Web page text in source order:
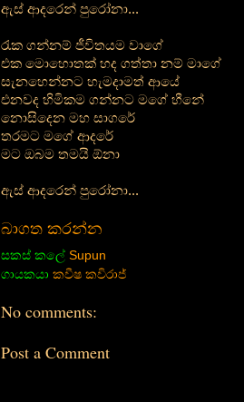
ඇස් ආදරෙන් පුරෝනා...
රැක ගන්නම් ජීවිතයම වාගේ
එක මොහොතක් හද ගත්තා නම් මාගේ
සැනහෙන්නට හැමදාමත් ආයේ
එනවද හිමිකම ගන්නට මගේ හීනේ
නොසිදෙන මහ සාගරේ
තරමට මගේ ආදරේ
මට ඔබම තමයි ඕනා
ඇස් ආදරෙන් පුරෝනා...
බාගත කරන්න
සකස් කලේ Supun
ගායකයා කවීෂ කවිරාජ්
No comments:
Post a Comment